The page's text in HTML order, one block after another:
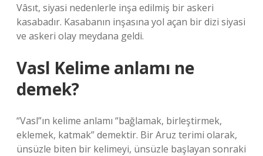
Vâsıt, siyasi nedenlerle inşa edilmiş bir askeri
kasabadır. Kasabanın inşasına yol açan bir dizi siyasi
ve askeri olay meydana geldi.
Vasl Kelime anlamı ne
demek?
“Vasl”ın kelime anlamı “bağlamak, birleştirmek,
eklemek, katmak” demektir. Bir Aruz terimi olarak,
ünsüzle biten bir kelimeyi, ünsüzle başlayan sonraki